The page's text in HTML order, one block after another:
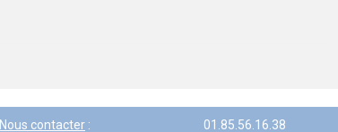
Nous contacter :
01.85.56.16.38